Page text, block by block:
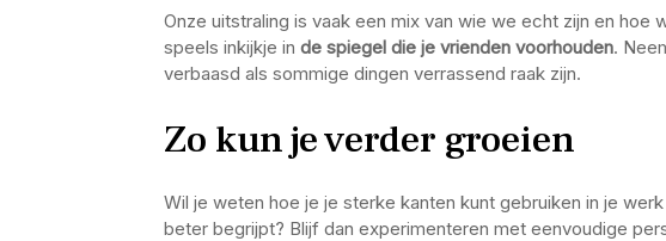
Onze uitstraling is vaak een mix van wie we echt zijn en
speels inkijkje in de spiegel die je vrienden voorhouden.
verbaasd als sommige dingen verrassend raak zijn.
Zo kun je verder groeien
Wil je weten hoe je je sterke kanten kunt gebruiken in je
beter begrijpt? Blijf dan experimenteren met eenvoudige